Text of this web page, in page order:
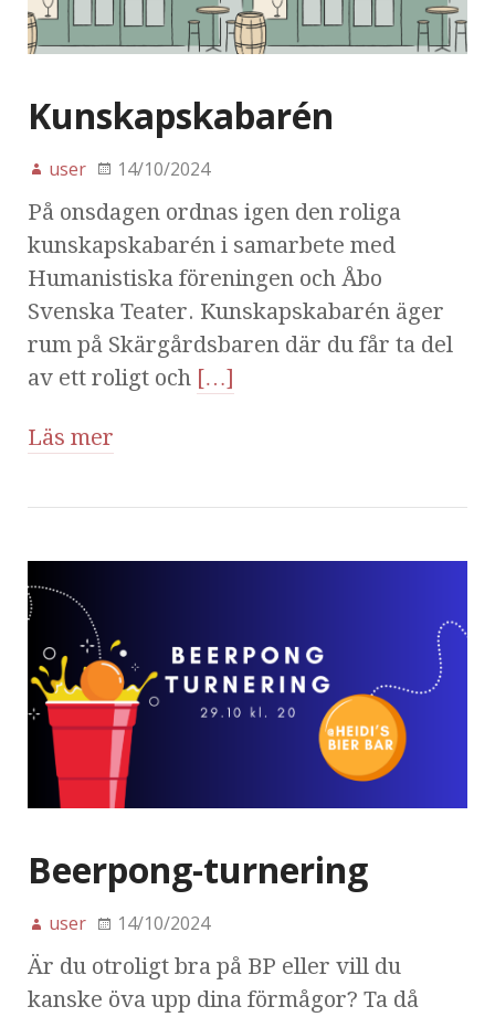
Kunskapskabarén
user 14/10/2024
På onsdagen ordnas igen den roliga
kunskapskabarén i samarbete med
Humanistiska föreningen och Åbo
Svenska Teater. Kunskapskabarén äger
rum på Skärgårdsbaren där du får ta del
av ett roligt och […]
Läs mer
Beerpong-turnering
user 14/10/2024
Är du otroligt bra på BP eller vill du
kanske öva upp dina förmågor? Ta då